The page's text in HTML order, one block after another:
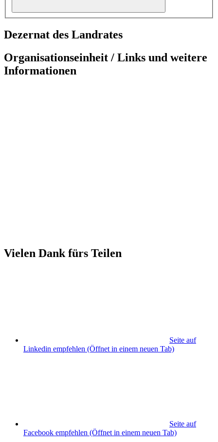
Dezernat des Landrates
Organisationseinheit / Links und weitere
Informationen
Vielen Dank fürs Teilen
Seite auf
Linkedin empfehlen (Öffnet in einem neuen Tab)
Seite auf
Facebook empfehlen (Öffnet in einem neuen Tab)